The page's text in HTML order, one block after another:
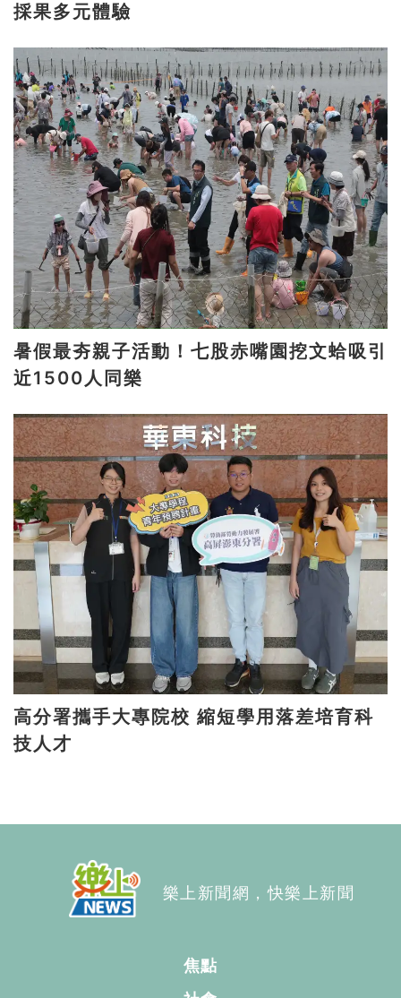
採果多元體驗
暑假最夯親子活動！七股赤嘴園挖文蛤吸引
近1500人同樂
高分署攜手大專院校 縮短學用落差培育科
技人才
樂上新聞網，快樂上新聞
焦點